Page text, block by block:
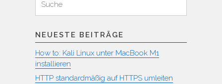
für:
NEUESTE BEITRÄGE
How to: Kali Linux unter MacBook M1
installieren
HTTP standardmäßig auf HTTPS umleiten